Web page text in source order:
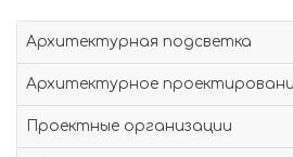
Архитектурная подсветка
Архитектурное
Проектные организации